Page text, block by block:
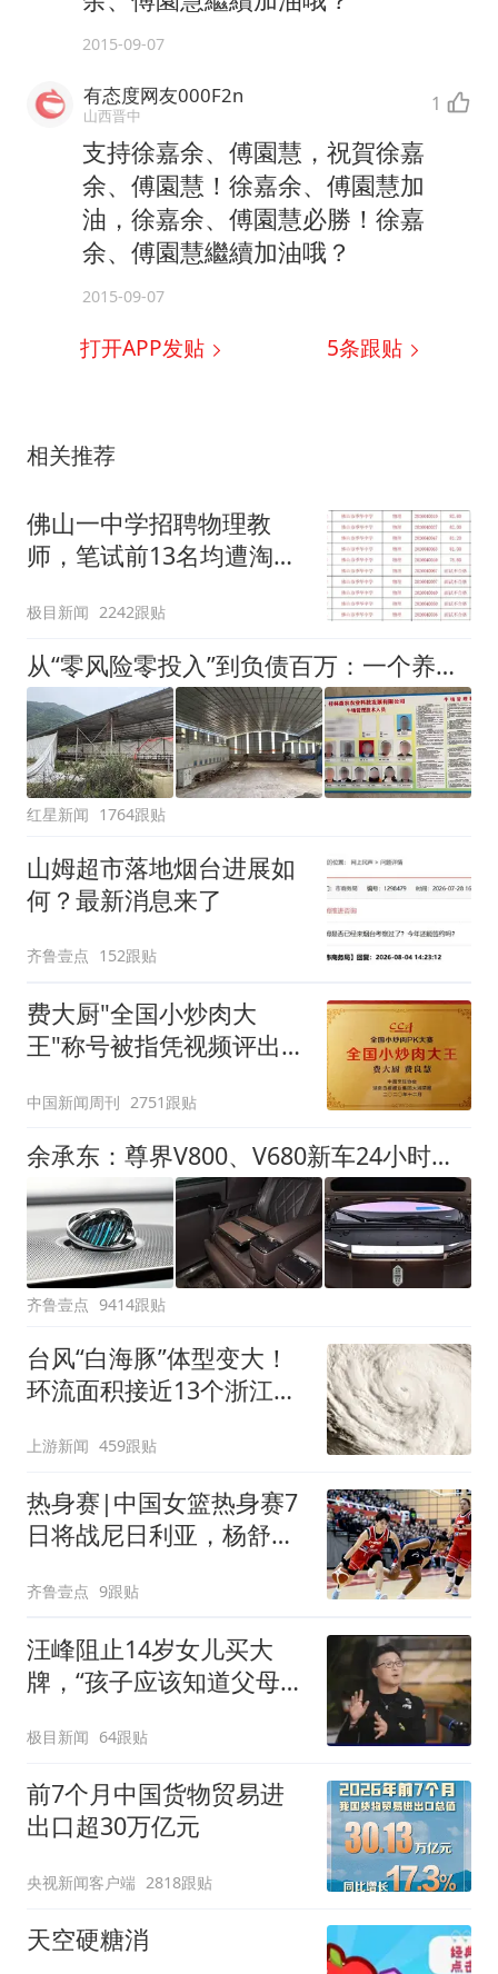
2015-09-07
有态度网友000F2n
山西晋中 1
支持徐嘉余、傅園慧，祝賀徐嘉
余、傅園慧！徐嘉余、傅園慧加
油，徐嘉余、傅園慧必勝！徐嘉
余、傅園慧繼續加油哦？
2015-09-07
打开APP发贴 5条跟贴
相关推荐
佛山一中学招聘物理教
师，笔试前13名均遭淘
聘，成立调查组全面核查
极目新闻 2242跟贴
从“零风险零投入”到负债百万：一个养牛项目崩盘后，谁该为农户的贷款买单丨红星调查
红星新闻 1764跟贴
山姆超市落地烟台进展如
何？最新消息来了
齐鲁壹点 152跟贴
费大厨"全国小炒肉大
王"称号被指凭视频评出
中国新闻周刊 2751跟贴
余承东：尊界V800、V680新车24小时大定突破3500台
齐鲁壹点 9414跟贴
台风“白海豚”体型变大！
环流面积接近13个浙江那
上游新闻 459跟贴
热身赛|中国女篮热身赛7
日将战尼日利亚，杨舒予
齐鲁壹点 9跟贴
汪峰阻止14岁女儿买大
牌，“孩子应该知道父母的
都在淘宝
极目新闻 64跟贴
前7个月中国货物贸易进
出口超30万亿元
央视新闻客户端 2818跟贴
天空硬糖消